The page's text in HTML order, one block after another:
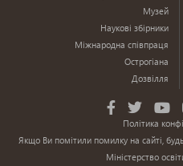
Музей
Наукові збірники
Міжнародна співпраця
Острогіана
Дозвілля
Політика
Якщо Ви помітили помилку на сайті,
Міністерство